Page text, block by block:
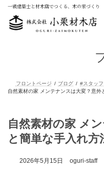
一級建築士と材木店でつくる、木の家づくり
自然素材の家 メ
と簡単な手入れ方
2026年5月15日 oguri-staff